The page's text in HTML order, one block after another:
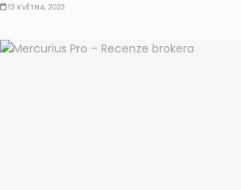
13 KVĚTNA, 2023